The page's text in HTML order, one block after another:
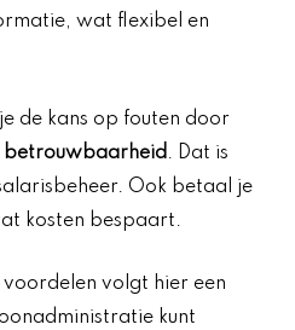
wat flexibel en
de kans op fouten door
betrouwbaarheid . Dat is
Ook betaal je
kosten bespaart.
volgt hier een
kunt